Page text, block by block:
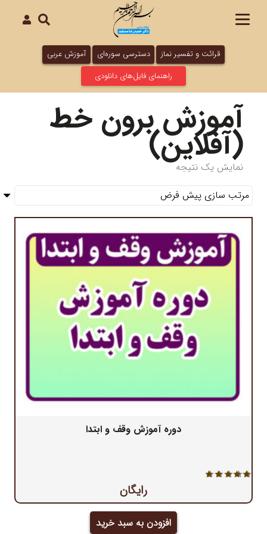
قرائت و تفسیر نماز دسترسی سوره‌ای
آموزش عربی
راهنمای فایل‌های دانلودی
آموزش برون خط
(آفلاین)
نمایش یک نتیجه
دوره آموزش وقف و ابتدا
رایگان
افزودن به سبد خرید